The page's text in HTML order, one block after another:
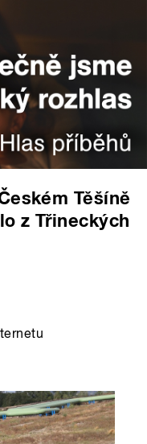
Těšíně
z Třineckých